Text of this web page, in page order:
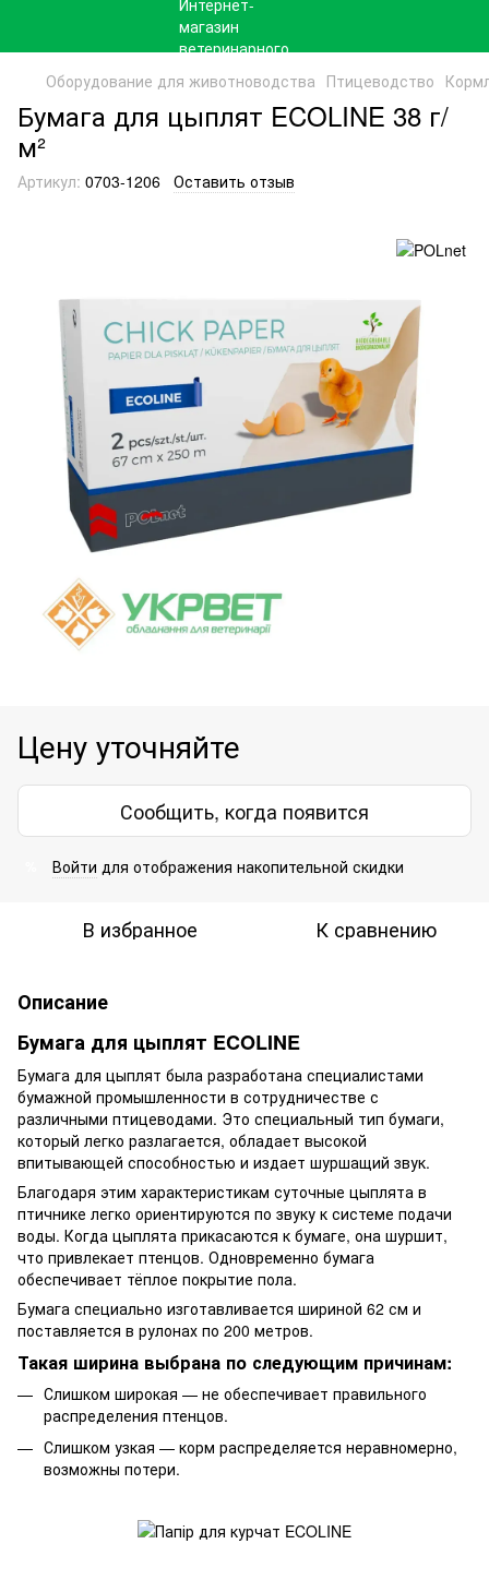
Оборудование для животноводства Птицеводство
Бумага для цыплят ECOLINE 38 г/
м²
Артикул: 0703-1206 Оставить отзыв
Цену уточняйте
Сообщить, когда появится
Войти для отображения накопительной скидки
В избранное К сравнению
Описание
Бумага для цыплят ECOLINE
Бумага для цыплят была разработана специалистами
бумажной промышленности в сотрудничестве с
различными птицеводами. Это специальный тип бумаги,
который легко разлагается, обладает высокой
впитывающей способностью и издает шуршащий звук.
Благодаря этим характеристикам суточные цыплята в
птичнике легко ориентируются по звуку к системе подачи
воды. Когда цыплята прикасаются к бумаге, она шуршит,
что привлекает птенцов. Одновременно бумага
обеспечивает тёплое покрытие пола.
Бумага специально изготавливается шириной 62 см и
поставляется в рулонах по 200 метров.
Такая ширина выбрана по следующим причинам:
Слишком широкая — не обеспечивает правильного
распределения птенцов.
Слишком узкая — корм распределяется неравномерно,
возможны потери.